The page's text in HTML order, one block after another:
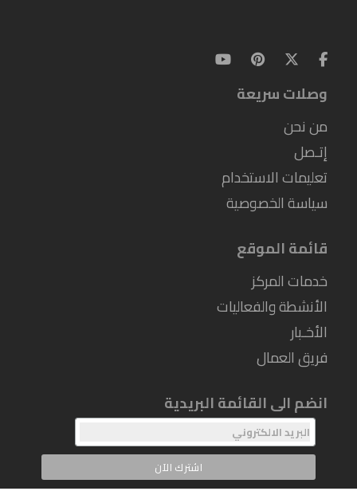
وصلات سريعة
من نحن
إتـصل
تعليمات الاستخدام
سياسة الخصوصية
قائمة الموقع
خدمات المركز
الأنشطة والفعاليات
الأخـبار
فريق العمال
انضم الى القائمة البريدية